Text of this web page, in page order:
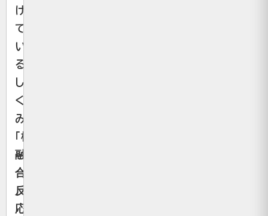
け
て
い
る
し
く
み
「核
融
合
反
応」